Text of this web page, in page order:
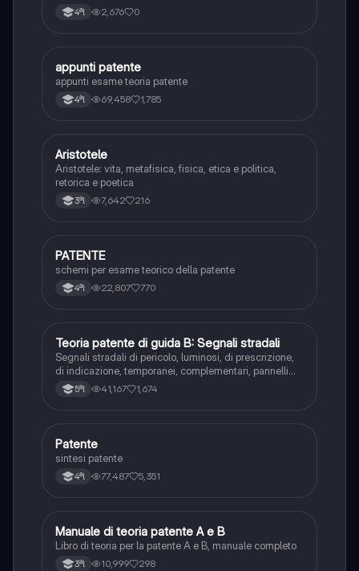
D'Annunzio.
4ªl 2,676 0
Altro
appunti patente
appunti esame teoria patente
4ªl 69,458 1,785
Filosofia
Aristotele
Aristotele: vita, metafisica, fisica, etica e politica,
retorica e poetica
3ªl 7,642 216
Altro
PATENTE
schemi per esame teorico della patente
4ªl 22,807 770
Ed. civ.
Teoria patente di guida B: Segnali stradali
Segnali stradali di pericolo, luminosi, di prescrizione,
di indicazione, temporanei, complementari, pannelli
integrativi, segnaletica orizzontale, segnalazioni
agenti del traffico, distanza di visibilità per l‘arresto,
5ªl 41,167 1,674
Altro
Patente
sintesi patente
4ªl 77,487 5,351
Italiano
Manuale di teoria patente A e B
Libro di teoria per la patente A e B, manuale completo
3ªl 10,999 298